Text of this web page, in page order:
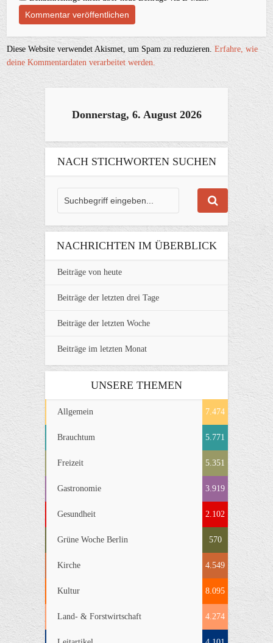
Diese Website verwendet Akismet, um Spam zu reduzieren.Erfahre, wie
deine Kommentardaten verarbeitet werden.
Donnerstag, 6. August 2026
NACH STICHWORTEN SUCHEN
NACHRICHTEN IM ÜBERBLICK
Beiträge von heute
Beiträge der letzten drei Tage
Beiträge der letzten Woche
Beiträge im letzten Monat
UNSERE THEMEN
Allgemein 7.474
Brauchtum 5.771
Freizeit 5.351
Gastronomie 3.919
Gesundheit 2.102
Grüne Woche Berlin 570
Kirche 4.549
Kultur 8.095
Land- & Forstwirtschaft 4.274